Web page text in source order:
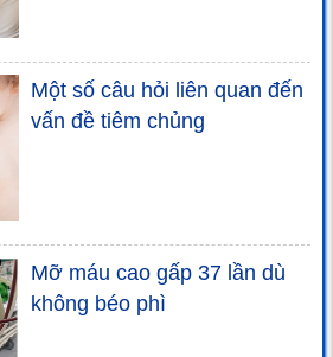
Một số câu hỏi liên quan đến
vấn đề tiêm chủng
Mỡ máu cao gấp 37 lần dù
không béo phì